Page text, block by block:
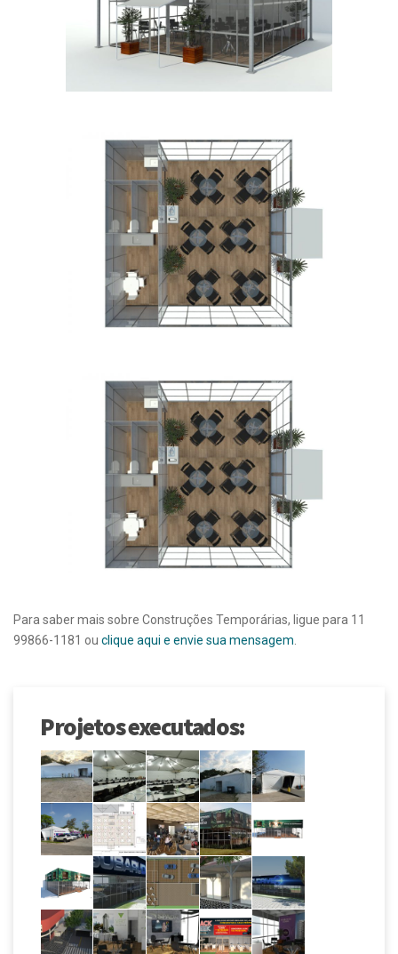
Para saber mais sobre Construções Temporárias, ligue para 11
99866-1181 ou clique aqui e envie sua mensagem
Projetos executados: